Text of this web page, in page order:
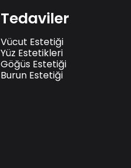
Tedaviler
Vücut Estetiği
Yüz Estetikleri
Göğüs Estetiği
Burun Estetiği